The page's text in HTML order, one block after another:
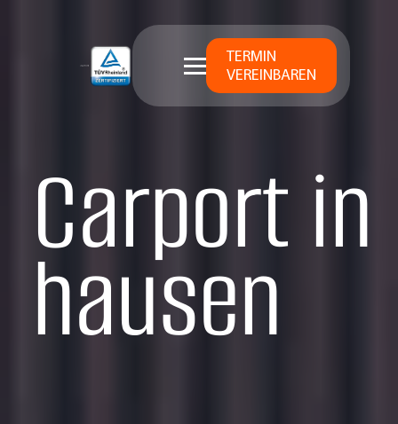
TERMIN
VEREINBAREN
Carport
hausen